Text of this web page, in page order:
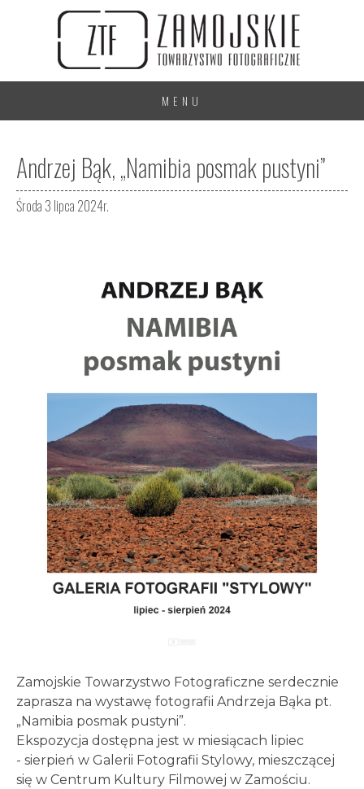
MENU
Andrzej Bąk, „Namibia posmak pustyni”
Środa 3 lipca 2024r.
Zamojskie Towarzystwo Fotograficzne serdecznie
zaprasza na wystawę fotografii Andrzeja Bąka pt.
„Namibia posmak pustyni”.
Ekspozycja dostępna jest w miesiącach lipiec
- sierpień w Galerii Fotografii Stylowy, mieszczącej
się w Centrum Kultury Filmowej w Zamościu.